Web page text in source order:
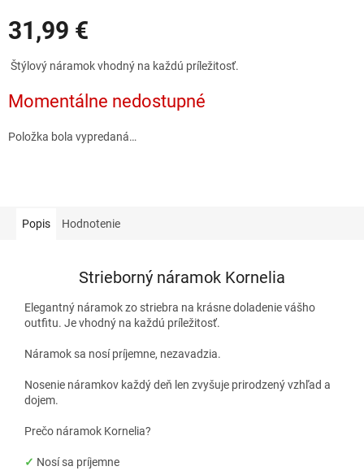
31,99 €
Jednotková
cena:
Štýlový náramok vhodný na každú príležitosť.
Momentálne nedostupné
Položka bola vypredaná…
Popis Hodnotenie
Strieborný náramok Kornelia
Elegantný náramok zo striebra na krásne doladenie vášho
outfitu. Je vhodný na každú príležitosť.
Náramok sa nosí príjemne, nezavadzia.
Nosenie náramkov každý deň len zvyšuje prirodzený vzhľad a
dojem.
Prečo náramok Kornelia?
✓ Nosí sa príjemne